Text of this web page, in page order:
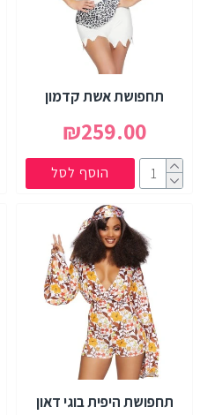
תחפושת אשת קדמון
₪259.00
הוסף לסל
תחפושת היפית בוגי דאון